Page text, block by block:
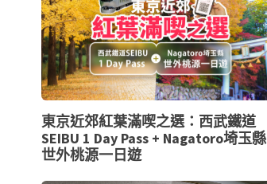
東京近郊紅葉滿喫之選：西武鐵道
SEIBU 1 Day Pass + Nagatoro埼玉縣
世外桃源一日遊